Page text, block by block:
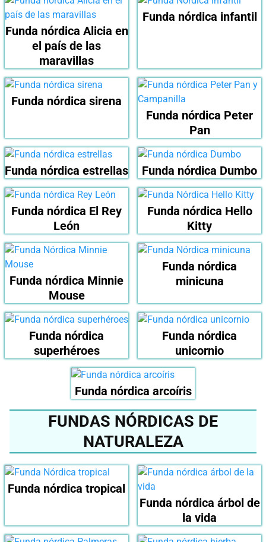
Funda nórdica Alicia en
el país de las
maravillas
Funda nórdica infantil
Funda nórdica sirena
Funda nórdica Peter
Pan
Funda nórdica estrellas Funda nórdica Dumbo
Funda nórdica El Rey
León
Funda nórdica Hello
Kitty
Funda nórdica Minnie
Mouse
Funda nórdica
minicuna
Funda nórdica
superhéroes
Funda nórdica
unicornio
Funda nórdica arcoíris
FUNDAS NÓRDICAS DE
NATURALEZA
Funda nórdica tropical
Funda nórdica árbol de
la vida